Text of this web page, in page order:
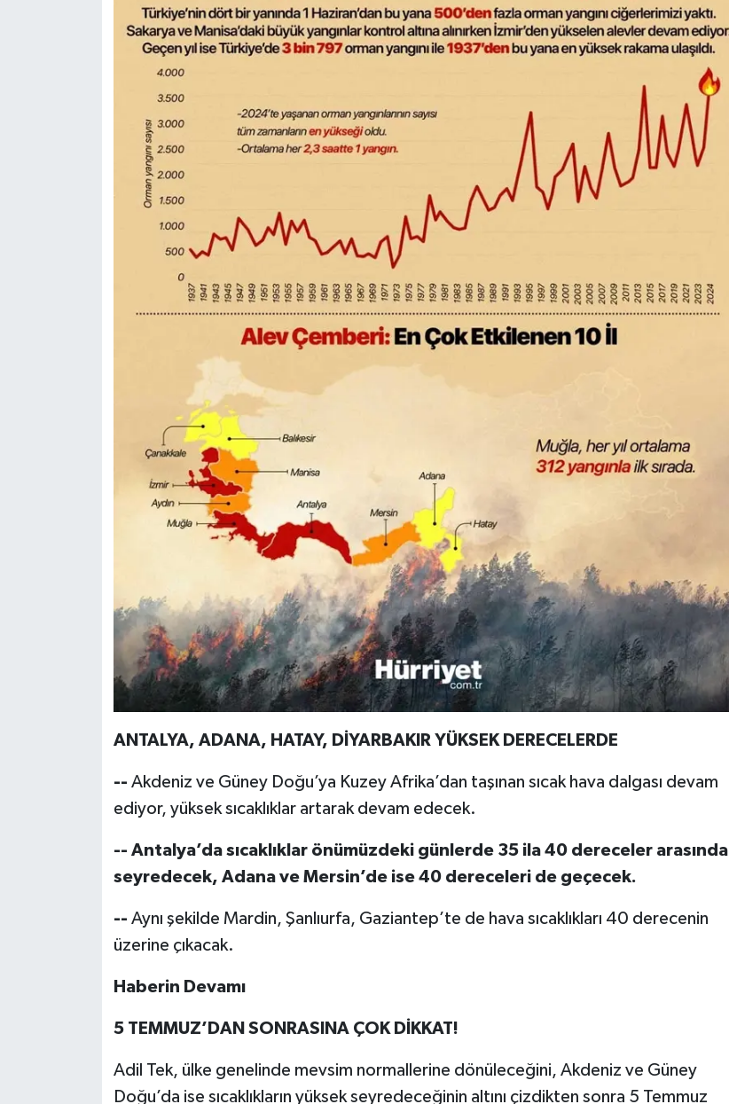
ANTALYA, ADANA, HATAY, DİYARBAKIR YÜKSEK DERECELERDE
-- Akdeniz ve Güney Doğu’ya Kuzey Afrika’dan taşınan sıcak hava dalgası devam
ediyor, yüksek sıcaklıklar artarak devam edecek.
-- Antalya’da sıcaklıklar önümüzdeki günlerde 35 ila 40 dereceler arasında
seyredecek, Adana ve Mersin’de ise 40 dereceleri de geçecek.
-- Aynı şekilde Mardin, Şanlıurfa, Gaziantep’te de hava sıcaklıkları 40 derecenin
üzerine çıkacak.
Haberin Devamı
5 TEMMUZ’DAN SONRASINA ÇOK DİKKAT!
Adil Tek, ülke genelinde mevsim normallerine dönüleceğini, Akdeniz ve Güney
Doğu’da ise sıcaklıkların yüksek seyredeceğinin altını çizdikten sonra 5 Temmuz